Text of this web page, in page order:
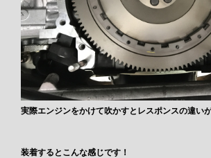
実際エンジンをかけて吹かすとレスポンスの違いが
装着するとこんな感じです！